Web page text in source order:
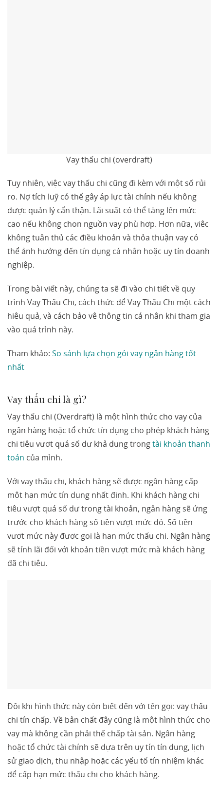
Vay thấu chi (overdraft)
Tuy nhiên, việc vay thấu chi cũng đi kèm với một số rủi
ro. Nợ tích luỹ có thể gây áp lực tài chính nếu không
được quản lý cẩn thận. Lãi suất có thể tăng lên mức
cao nếu không chọn nguồn vay phù hợp. Hơn nữa, việc
không tuân thủ các điều khoản và thỏa thuận vay có
thể ảnh hưởng đến tín dụng cá nhân hoặc uy tín doanh
nghiệp.
Trong bài viết này, chúng ta sẽ đi vào chi tiết về quy
trình Vay Thấu Chi, cách thức để Vay Thấu Chi một cách
hiệu quả, và cách bảo vệ thông tin cá nhân khi tham gia
vào quá trình này.
Tham khảo: So sánh lựa chọn gói vay ngân hàng tốt
nhất
Vay thấu chi là gì?
Vay thấu chi (Overdraft) là một hình thức cho vay của
ngân hàng hoặc tổ chức tín dụng cho phép khách hàng
chi tiêu vượt quá số dư khả dụng trongtài khoản thanh
toán của mình.
Với vay thấu chi, khách hàng sẽ được ngân hàng cấp
một hạn mức tín dụng nhất định. Khi khách hàng chi
tiêu vượt quá số dư trong tài khoản, ngân hàng sẽ ứng
trước cho khách hàng số tiền vượt mức đó. Số tiền
vượt mức này được gọi là hạn mức thấu chi. Ngân hàng
sẽ tính lãi đối với khoản tiền vượt mức mà khách hàng
đã chi tiêu.
Đôi khi hình thức này còn biết đến với tên gọi: vay thấu
chi tín chấp. Về bản chất đây cũng là một hình thức cho
vay mà không cần phải thế chấp tài sản. Ngân hàng
hoặc tổ chức tài chính sẽ dựa trên uy tín tín dụng, lịch
sử giao dịch, thu nhập hoặc các yếu tố tín nhiệm khác
để cấp hạn mức thấu chi cho khách hàng.